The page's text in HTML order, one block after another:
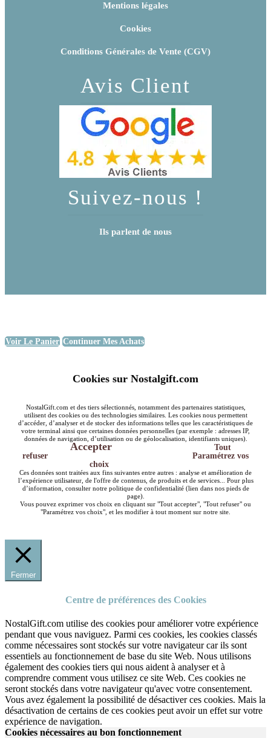
Mentions légales
Cookies
Conditions Générales de Vente (CGV)
Avis Client
Suivez-nous !
Ils parlent de nous
Voir Le Panier Continuer Mes Achats
Cookies sur Nostalgift.com
NostalGift.com et des tiers sélectionnés, notamment des partenaires statistiques,
utilisent des cookies ou des technologies similaires. Les cookies nous permettent
d’accéder, d’analyser et de stocker des informations telles que les caractéristiques de
votre terminal ainsi que certaines données personnelles (par exemple : adresses IP,
données de navigation, d’utilisation ou de géolocalisation, identifiants uniques).
Accepter
Tout
refuser
Paramétrez vos
choix
Ces données sont traitées aux fins suivantes entre autres : analyse et amélioration de
l’expérience utilisateur, de l'offre de contenus, de produits et de services... Pour plus
d’information, consulter notre politique de confidentialité (lien dans nos pieds de
page).
Vous pouvez exprimer vos choix en cliquant sur "Tout accepter", "Tout refuser" ou
"Paramétrez vos choix", et les modifier à tout moment sur notre site.
Fermer
Centre de préférences des Cookies
NostalGift.com utilise des cookies pour améliorer votre expérience
pendant que vous naviguez. Parmi ces cookies, les cookies classés
comme nécessaires sont stockés sur votre navigateur car ils sont
essentiels au fonctionnement de base du site Web. Nous utilisons
également des cookies tiers qui nous aident à analyser et à
comprendre comment vous utilisez ce site Web. Ces cookies ne
seront stockés dans votre navigateur qu'avec votre consentement.
Vous avez également la possibilité de désactiver ces cookies. Mais la
désactivation de certains de ces cookies peut avoir un effet sur votre
expérience de navigation.
Cookies nécessaires au bon fonctionnement